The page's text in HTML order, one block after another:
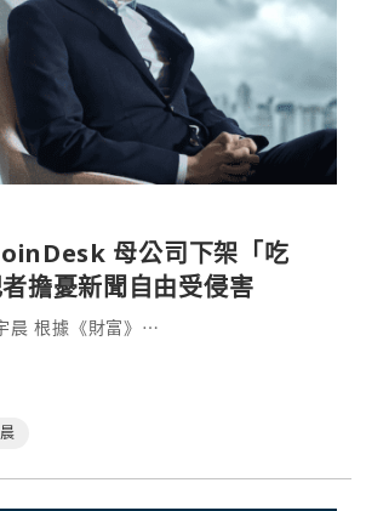
母公司下架「吃
擔憂新聞自由受侵害
CoinDesk 得罪孫宇晨 根據《財富》⋯